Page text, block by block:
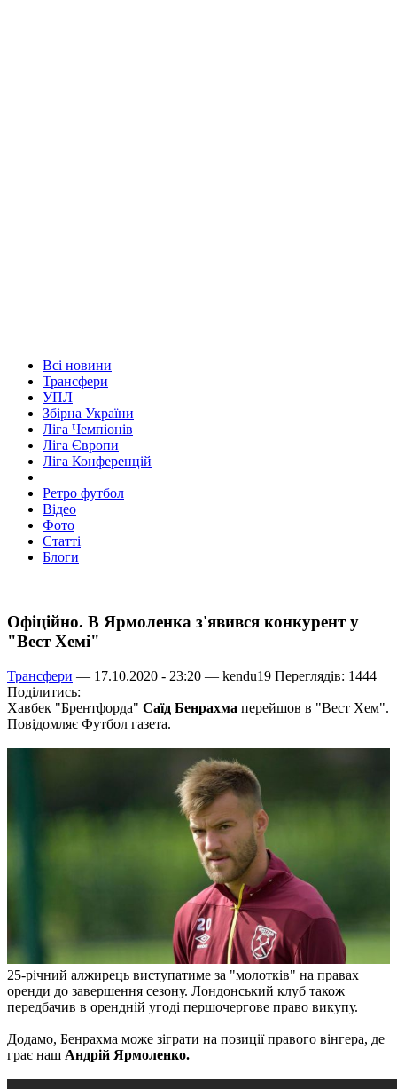
Всі новини
Трансфери
УПЛ
Збірна України
Ліга Чемпіонів
Ліга Європи
Ліга Конференцій
Ретро футбол
Відео
Фото
Статті
Блоги
Офіційно. В Ярмоленка з'явився конкурент у
"Вест Хемі"
Трансфери — 17.10.2020 - 23:20 — kendu19 Переглядів: 1444
Поділитись:
Хавбек "Брентфорда" Саїд Бенрахма перейшов в "Вест Хем".
Повідомляє Футбол газета.
25-річний алжирець виступатиме за "молотків" на правах
оренди до завершення сезону. Лондонський клуб також
передбачив в орендній угоді першочергове право викупу.
Додамо, Бенрахма може зіграти на позиції правого вінгера, де
грає наш Андрій Ярмоленко.